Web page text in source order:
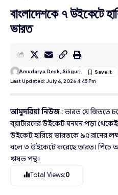
বাংলাদেশকে ৭ উইকেটে
ভারত
Last Updated: July 6, 2026 4:45 Pm
Amudarya Desk, Siliguri
আমুদরিয়া নিউজ: ভারত যে জিততে
ব্য়াটারদের উইকেট ঘনঘন পড়া থেকেই
উইকেট হারিয়ে ভারতকে ৯৫ রানের
বলে ৩ উইকেটে করেছে ভারত। পিচে
ঋষভ পন্থ।
Total Views:0